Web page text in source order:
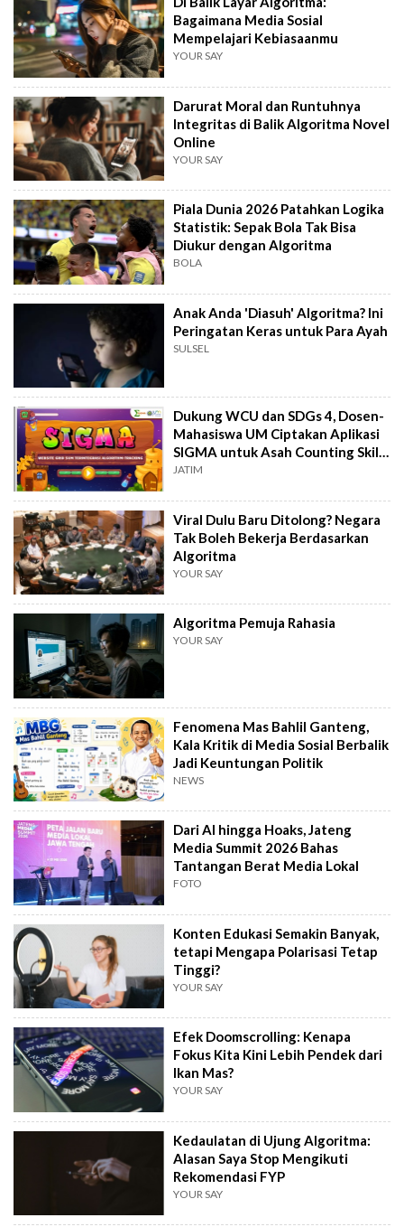
Bagaimana Media Sosial
Mempelajari Kebiasaanmu
YOUR SAY
Darurat Moral dan Runtuhnya
Integritas di Balik Algoritma Novel
Online
YOUR SAY
Piala Dunia 2026 Patahkan Logika
Statistik: Sepak Bola Tak Bisa
Diukur dengan Algoritma
BOLA
Anak Anda 'Diasuh' Algoritma? Ini
Peringatan Keras untuk Para Ayah
SULSEL
Dukung WCU dan SDGs 4, Dosen-
Mahasiswa UM Ciptakan Aplikasi
SIGMA untuk Asah Counting Skills
Siswa
JATIM
Viral Dulu Baru Ditolong? Negara
Tak Boleh Bekerja Berdasarkan
Algoritma
YOUR SAY
Algoritma Pemuja Rahasia
YOUR SAY
Fenomena Mas Bahlil Ganteng,
Kala Kritik di Media Sosial Berbalik
Jadi Keuntungan Politik
NEWS
Dari AI hingga Hoaks, Jateng
Media Summit 2026 Bahas
Tantangan Berat Media Lokal
FOTO
Konten Edukasi Semakin Banyak,
tetapi Mengapa Polarisasi Tetap
Tinggi?
YOUR SAY
Efek Doomscrolling: Kenapa
Fokus Kita Kini Lebih Pendek dari
Ikan Mas?
YOUR SAY
Kedaulatan di Ujung Algoritma:
Alasan Saya Stop Mengikuti
Rekomendasi FYP
YOUR SAY